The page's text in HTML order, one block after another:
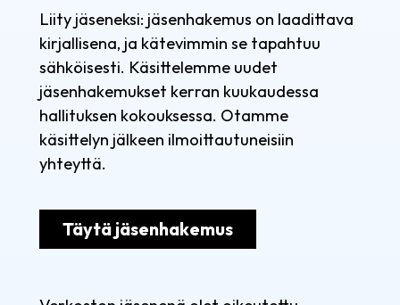
Liity jäseneksi: jäsenhakemus on laadittava
kirjallisena, ja kätevimmin se tapahtuu
sähköisesti. Käsittelemme uudet
jäsenhakemukset kerran kuukaudessa
hallituksen kokouksessa. Otamme
käsittelyn jälkeen ilmoittautuneisiin
yhteyttä.
Täytä jäsenhakemus